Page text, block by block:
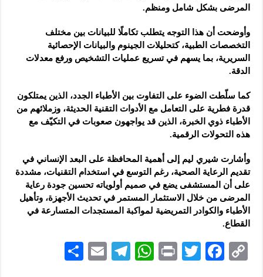
المرضى بشكل شامل ومنظم.
وأوضحت أن هذا التوجه يتطلب تكاملًا للبيانات بين مختلف
التخصصات الطبية، كتحليلات الجينوم والبيانات الإحصائية
السريرية، بما يسهم في تسريع عمليات التشخيص ورفع معدلات
الدقة.
كما سلّطت الضوء على التفاوت بين الأطباء الجدد، الذين يمتلكون
قدرة فطرية على التعامل مع الأدوات التقنية الحديثة، وزملائهم من
الأطباء ذوي الخبرة، الذين قد يواجهون صعوبات في التكيّف مع
هذه التحولات الرقمية.
وأشارت شيري ليم إلى أهمية المحافظة على البعد الإنساني في
تقديم الرعاية الصحية، رغم التوسع في استخدام التقنيات، مشددة
على أن المستشفى يضع في صميم أولوياته تحسين جودة رعاية
المرضى من خلال الاستثمار المستمر في تحديث الأجهزة، وتأهيل
الأطباء والكوادر التمريضية لمواكبة المستجدات المتسارعة في
القطاع.
C
F
T
P
W
Te
E